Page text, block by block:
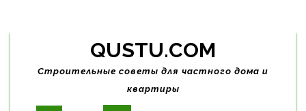
Skip
content
QUSTU.COM
Строительные советы для частного дома и
квартиры